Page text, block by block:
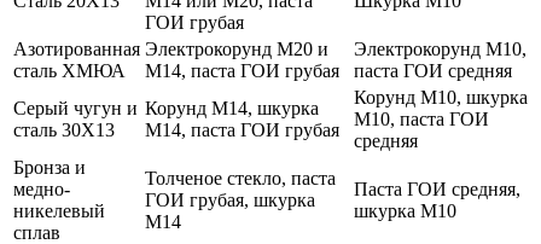
ГОИ грубая
Азотированная
сталь ХМЮА
Электрокорунд М20 и
М14, паста ГОИ грубая
Электрокорунд М10,
паста ГОИ средняя
Серый чугун и
сталь 30Х13
Корунд М14, шкурка
М14, паста ГОИ грубая
Корунд М10, шкурка
М10, паста ГОИ
средняя
Бронза и
медно-
никелевый
сплав
Толченое стекло, паста
ГОИ грубая, шкурка
М14
Паста ГОИ средняя,
шкурка М10